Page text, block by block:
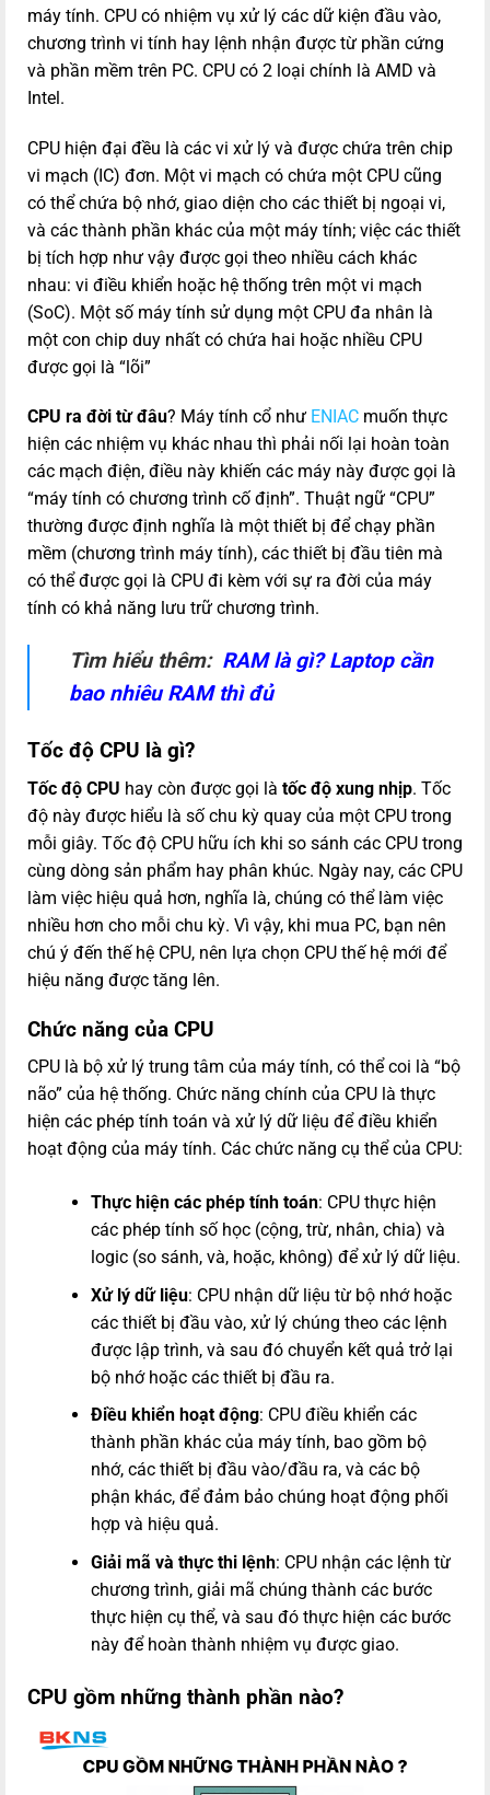
máy tính. CPU có nhiệm vụ xử lý các dữ kiện đầu vào,
chương trình vi tính hay lệnh nhận được từ phần cứng
và phần mềm trên PC. CPU có 2 loại chính là AMD và
Intel.
CPU hiện đại đều là các vi xử lý và được chứa trên chip
vi mạch (IC) đơn. Một vi mạch có chứa một CPU cũng
có thể chứa bộ nhớ, giao diện cho các thiết bị ngoại vi,
và các thành phần khác của một máy tính; việc các thiết
bị tích hợp như vậy được gọi theo nhiều cách khác
nhau: vi điều khiển hoặc hệ thống trên một vi mạch
(SoC). Một số máy tính sử dụng một CPU đa nhân là
một con chip duy nhất có chứa hai hoặc nhiều CPU
được gọi là “lõi”
CPU ra đời từ đâu? Máy tính cổ như ENIAC muốn thực
hiện các nhiệm vụ khác nhau thì phải nối lại hoàn toàn
các mạch điện, điều này khiến các máy này được gọi là
“máy tính có chương trình cố định”. Thuật ngữ “CPU”
thường được định nghĩa là một thiết bị để chạy phần
mềm (chương trình máy tính), các thiết bị đầu tiên mà
có thể được gọi là CPU đi kèm với sự ra đời của máy
tính có khả năng lưu trữ chương trình.
Tìm hiểu thêm: RAM là gì? Laptop cần
bao nhiêu RAM thì đủ
Tốc độ CPU là gì?
Tốc độ CPU hay còn được gọi là tốc độ xung nhịp. Tốc
độ này được hiểu là số chu kỳ quay của một CPU trong
mỗi giây. Tốc độ CPU hữu ích khi so sánh các CPU trong
cùng dòng sản phẩm hay phân khúc. Ngày nay, các CPU
làm việc hiệu quả hơn, nghĩa là, chúng có thể làm việc
nhiều hơn cho mỗi chu kỳ. Vì vậy, khi mua PC, bạn nên
chú ý đến thế hệ CPU, nên lựa chọn CPU thế hệ mới để
hiệu năng được tăng lên.
Chức năng của CPU
CPU là bộ xử lý trung tâm của máy tính, có thể coi là “bộ
não” của hệ thống. Chức năng chính của CPU là thực
hiện các phép tính toán và xử lý dữ liệu để điều khiển
hoạt động của máy tính. Các chức năng cụ thể của CPU:
Thực hiện các phép tính toán: CPU thực hiện
các phép tính số học (cộng, trừ, nhân, chia) và
logic (so sánh, và, hoặc, không) để xử lý dữ liệu.
Xử lý dữ liệu: CPU nhận dữ liệu từ bộ nhớ hoặc
các thiết bị đầu vào, xử lý chúng theo các lệnh
được lập trình, và sau đó chuyển kết quả trở lại
bộ nhớ hoặc các thiết bị đầu ra.
Điều khiển hoạt động: CPU điều khiển các
thành phần khác của máy tính, bao gồm bộ
nhớ, các thiết bị đầu vào/đầu ra, và các bộ
phận khác, để đảm bảo chúng hoạt động phối
hợp và hiệu quả.
Giải mã và thực thi lệnh: CPU nhận các lệnh từ
chương trình, giải mã chúng thành các bước
thực hiện cụ thể, và sau đó thực hiện các bước
này để hoàn thành nhiệm vụ được giao.
CPU gồm những thành phần nào?